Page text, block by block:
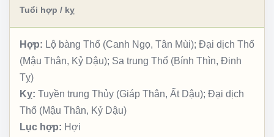
Tuổi hợp / kỵ
Hợp: Lộ bàng Thổ (Canh Ngọ, Tân Mùi); Đại dịch Thổ
(Mậu Thân, Kỷ Dậu); Sa trung Thổ (Bính Thìn, Đinh
Tỵ)
Kỵ: Tuyền trung Thủy (Giáp Thân, Ất Dậu); Đại dịch
Thổ (Mậu Thân, Kỷ Dậu)
Lục hợp: Hợi